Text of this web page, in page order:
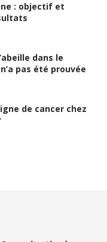
: objectif et
dans le
pas été prouvée
de cancer chez